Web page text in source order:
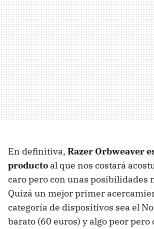
En definitiva, Razer Orbweaver
producto al que nos costará
caro pero con unas posibilidades
Quizá un mejor primer
categoría de dispositivos sea el
barato (60 euros) y algo peor pero